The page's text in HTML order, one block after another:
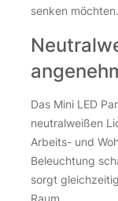
Verteiler JST 4-
Mini LED Panel
senken möchten.
Das Mini LED
neutralweißen
Arbeits- und
Beleuchtung
sorgt
Raum.